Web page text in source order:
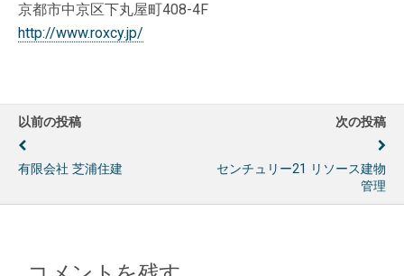
京都市中京区下丸屋町408-4F
http://www.roxcy.jp/
以前の投稿
有限会社 芝浦住建
次の投稿
センチュリー21 リソース建物
管理